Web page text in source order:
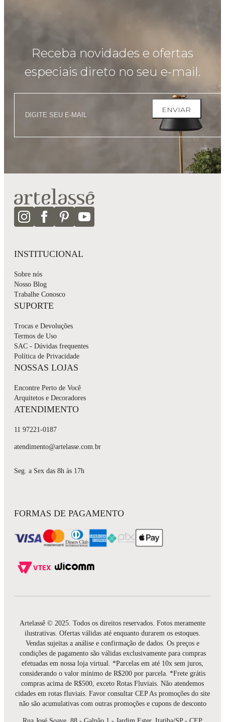
Receba novidades e ofertas
especiais direto no seu e-mail.
ENVIAR
INSTITUCIONAL
Sobre nós
Nosso Blog
Trabalhe Conosco
SUPORTE
Trocas e Devoluções
Termos de Uso
SAC - Dúvidas frequentes
Política de Privacidade
NOSSAS LOJAS
Encontre Perto de Você
Arquitetos e Decoradores
ATENDIMENTO
11 97221-0187
atendimento@artelasse.com.br
Seg. a Sex das 8h às 17h
FORMAS DE PAGAMENTO
Artelassê © 2025. Todos os direitos reservados. Fotos meramente
ilustrativas. Ofertas válidas até enquanto durarem os estoques.
Vendas sujeitas a análise e confirmação de dados. Os preços e
condições de pagamento são válidas exclusivamente para compras
efetuadas em nossa loja virtual. *Parcelas em até 10x sem juros,
considerando o valor mínimo de R$200 por parcela. *Frete grátis
compras acima de R$500, exceto Rotas Fluviais. Não atendemos
cidades em rotas fluviais. Favor consultar CEP As promoções do site
não são acumulativas com outras promoções e cupons de desconto